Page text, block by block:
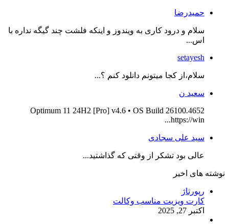
حمیدرضا
سلام و درود کاری به ویندوز و اینکه فلشت چند گیگه نداره با
اس...
setayesh
سلام،از کجا میتونم دانلود کنم ؟...
سعید ن
Optimum 11 24H2 [Pro] v4.6 • OS Build 26100.4652
https://win...
سید علی سجادی
عالی بود تشکر از وقتی که گذاشتید...
نوشته های اخیر
رپورتاژ
کارت ویزیت مناسب وکالت
اکتبر 27, 2025